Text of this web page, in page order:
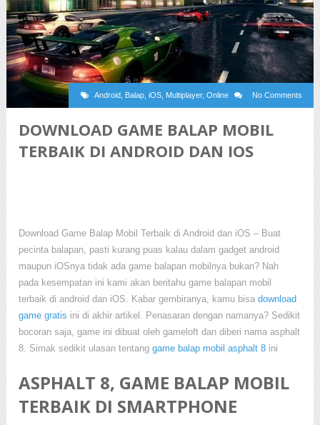
Android, Balap,iOS, Multiplayer,Online No Comments
DOWNLOAD GAME BALAP MOBIL
TERBAIK DI ANDROID DAN IOS
Download Game Balap Mobil Terbaik di Android dan iOS – Buat
pecinta balapan, pasti kurang puas kalau dalam gadget android
maupun iOSnya tidak ada game balapan mobilnya bukan? Nah
pada kesempatan ini kami akan beritahu game balapan mobil
terbaik di android dan iOS. Kabar gembiranya, kamu bisadownload
game gratis ini di akhir artikel. Penasaran dengan namanya? Sedikit
bocoran saja, game ini dibuat oleh gameloft dan diberi nama asphalt
8. Simak sedikit ulasan tentanggame balap mobil asphalt 8 ini
ASPHALT 8, GAME BALAP MOBIL
TERBAIK DI SMARTPHONE